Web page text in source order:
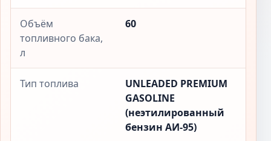
Объём
топливного бака,
л
60
Тип топлива
UNLEADED PREMIUM
GASOLINE
(неэтилированный
бензин АИ-95)